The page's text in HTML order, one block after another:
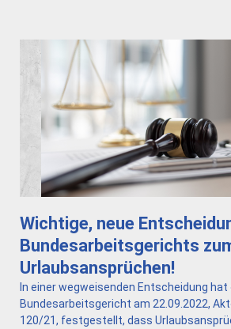
Wichtige, neue
Bundesarbeitsgerichts
Urlaubsansprüchen!
In einer wegweisenden Entscheidung hat
Bundesarbeitsgericht am 22.09.2022,
120/21, festgestellt, dass